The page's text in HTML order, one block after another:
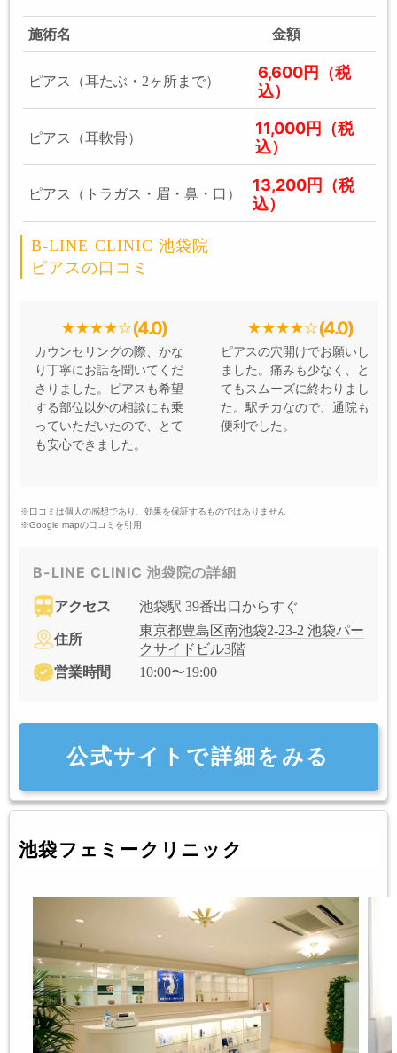
施術名 金額
ピアス（耳たぶ・2ヶ所まで）
6,600円（税
込）
ピアス（耳軟骨）
11,000円（税
込）
ピアス（トラガス・眉・鼻・口）
13,200円（税
込）
B-LINE CLINIC 池袋院
ピアスの口コミ
(4.0)
カウンセリングの際、かな
り丁寧にお話を聞いてくだ
さりました。ピアスも希望
する部位以外の相談にも乗
っていただいたので、とて
も安心できました。
(4.0)
ピアスの穴開けでお願いし
ました。痛みも少なく、と
てもスムーズに終わりまし
た。駅チカなので、通院も
便利でした。
※口コミは個人の感想であり、効果を保証するものではありません
※Google mapの口コミを引用
B-LINE CLINIC 池袋院の詳細
アクセス 池袋駅 39番出口からすぐ
住所
東京都豊島区南池袋2-23-2 池袋パー
クサイドビル3階
営業時間
10:00〜19:00
公式サイトで詳細をみる
池袋フェミークリニック